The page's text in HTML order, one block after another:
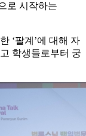
로 시작하는
‘팔계’에 대해 자
학생들로부터 궁